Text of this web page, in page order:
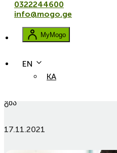
0322244600
info@mogo.ge
MyMogo
EN
KA
avtolizingi
გზა
17.11.2021